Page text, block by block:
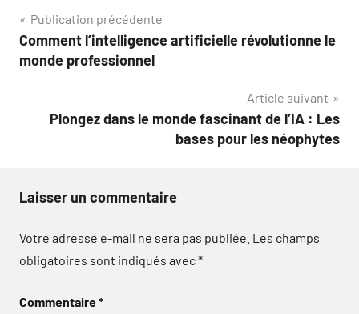
Navigation
de
Publication précédente
Comment l’intelligence artificielle révolutionne le
monde professionnel
Article suivant
Plongez dans le monde fascinant de l’IA : Les
bases pour les néophytes
Laisser un commentaire
Votre adresse e-mail ne sera pas publiée. Les champs
obligatoires sont indiqués avec*
Commentaire*